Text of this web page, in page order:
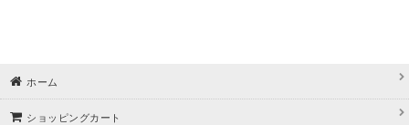
ホーム
ショッピングカート